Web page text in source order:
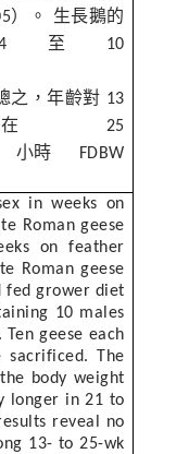
）。 生長鵝的
至 10
之，年齡對 13
25
小時 FDBW
in weeks on
Roman geese
on feather
Roman geese
fed grower diet
10 males
geese each
The
body weight
longer in 21 to
reveal no
13- to 25-wk